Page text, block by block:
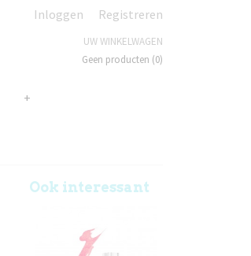
Inloggen Registreren
UW WINKELWAGEN
Geen producten (0)
+
Ook interessant